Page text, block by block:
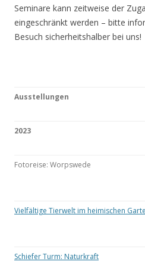
Seminare kann zeitweise der
eingeschränkt werden – bitte
Besuch sicherheitshalber bei uns!
Ausstellungen
2023
Fotoreise: Worpswede
Vielfältige Tierwelt im heimischen
Schiefer Turm: Naturkraft